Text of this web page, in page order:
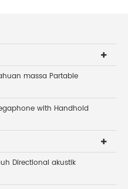
massa Partable
with Handhold
Directional akustik